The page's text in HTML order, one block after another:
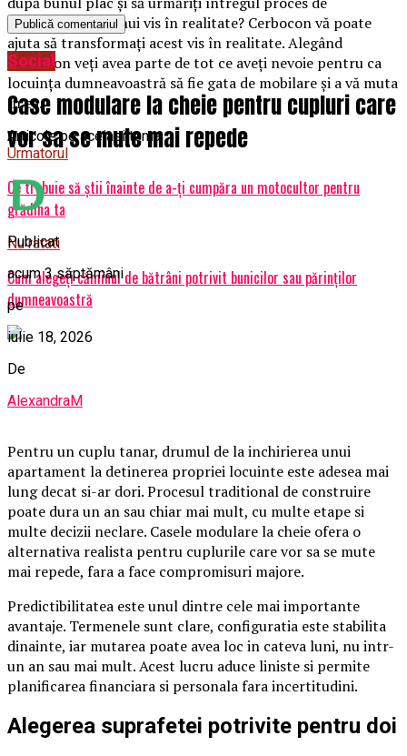
transformare a unui vis în realitate? Cerbocon vă poate
ajuta să transformaţi acest vis în realitate. Alegând
Cerbocon veţi avea parte de tot ce aveţi nevoie pentru ca
locuinţa dumneavoastră să fie gata de mobilare şi a vă muta
în ea.
Articole pe aceiasi tema:
Urmatorul
Ce trebuie să ştii înainte de a-ţi cumpăra un motocultor pentru
grădina ta
Nu ratati
Cum alegeţi căminul de bătrâni potrivit bunicilor sau părinţilor
dumneavoastră
Social
Case modulare la cheie pentru cupluri care
vor sa se mute mai repede
Publicat
acum 3 săptămâni
pe
iulie 18, 2026
De
AlexandraM
Pentru un cuplu tanar, drumul de la inchirierea unui
apartament la detinerea propriei locuinte este adesea mai
lung decat si-ar dori. Procesul traditional de construire
poate dura un an sau chiar mai mult, cu multe etape si
multe decizii neclare. Casele modulare la cheie ofera o
alternativa realista pentru cuplurile care vor sa se mute
mai repede, fara a face compromisuri majore.
Predictibilitatea este unul dintre cele mai importante
avantaje. Termenele sunt clare, configuratia este stabilita
dinainte, iar mutarea poate avea loc in cateva luni, nu intr-
un an sau mai mult. Acest lucru aduce liniste si permite
planificarea financiara si personala fara incertitudini.
Alegerea suprafetei potrivite pentru doi